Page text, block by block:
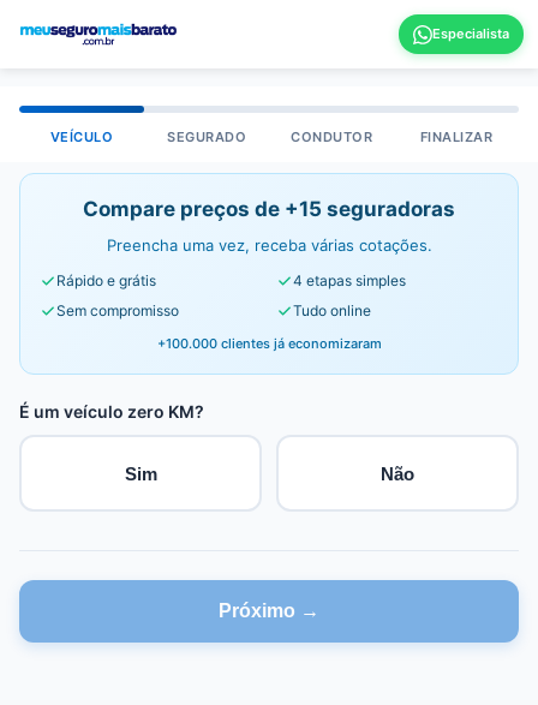
VEÍCULO SEGURADO CONDUTOR FINALIZAR
Compare preços de +15 seguradoras
Preencha uma vez, receba várias cotações.
Rápido e grátis
4 etapas simples
Sem compromisso
Tudo online
+100.000 clientes já economizaram
É um veículo zero KM?
Sim Não
Próximo →